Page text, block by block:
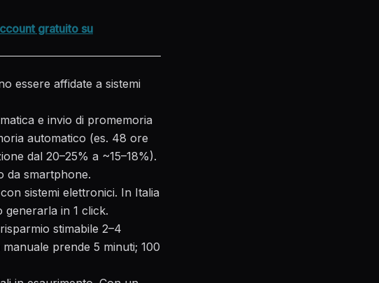
gratuito su
essere affidate a sistemi
e invio di promemoria
automatico (es. 48 ore
dal 20–25% a ~15–18%).
da smartphone.
sistemi elettronici. In Italia
in 1 click.
stimabile 2–4
prende 5 minuti; 100